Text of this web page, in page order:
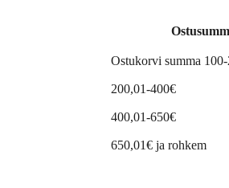
Ostukorvi summa
200,01-400€
400,01-650€
650,01€ ja rohkem